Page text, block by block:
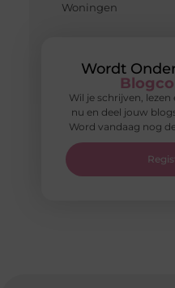
Woningen
Wordt
Wil je schrijven,
nu en deel jouw
Word vandaag nog